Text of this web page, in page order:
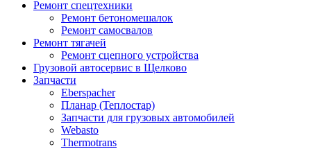
Ремонт спецтехники
Ремонт бетономешалок
Ремонт самосвалов
Ремонт тягачей
Ремонт сцепного устройства
Грузовой автосервис в Щелково
Запчасти
Eberspacher
Планар (Теплостар)
Запчасти для грузовых автомобилей
Webasto
Thermotrans